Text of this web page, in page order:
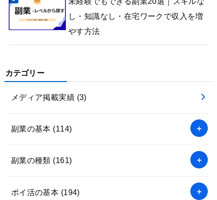
し・知識なし・在宅ワークで収入を増
やす方法
カテゴリー
メディア掲載実績 (3)
副業の基本 (114)
副業の種類 (161)
ポイ活の基本 (194)